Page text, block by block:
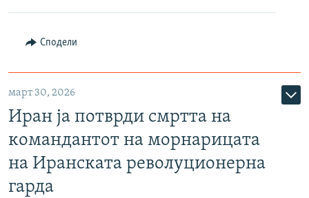
Сподели
март 30, 2026
Иран ја потврди смртта на
командантот на морнарицата
на Иранската револуционерна
гарда